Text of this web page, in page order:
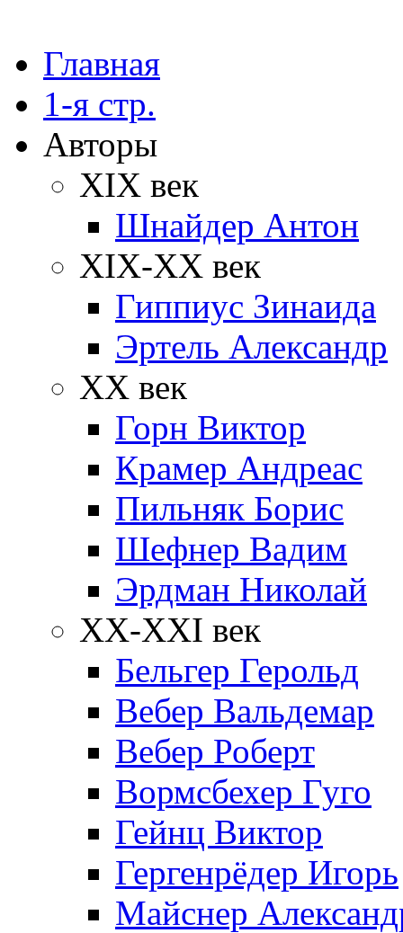
Главная
1-я стр.
Авторы
XIX век
Шнайдер Антон
XIX-XX век
Гиппиус Зинаида
Эртель Александр
XX век
Горн Виктор
Крамер Андреас
Пильняк Борис
Шефнер Вадим
Эрдман Николай
ХХ-XXI век
Бельгер Герольд
Вебер Вальдемар
Вебер Роберт
Вормсбехер Гуго
Гейнц Виктор
Гергенрёдер Игорь
Майснер